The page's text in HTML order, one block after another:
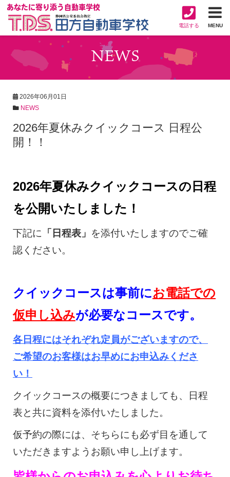
あなたに寄り添う自動車学校
MENU
電話する
NEWS
2026年06月01日
NEWS
2026年夏休みクイックコース 日程公
開！！
2026年夏休みクイックコースの日程
を公開いたしました！
下記に 「日程表」 を添付いたしますのでご確
認ください。
クイックコースは事前にお電話での
仮申し込みが必要なコースです。
各日程にはそれぞれ定員がございますので、
ご希望のお客様はお早めにお申込みくださ
い！
クイックコースの概要につきましても、日程
表と共に資料を添付いたしました。
仮予約の際には、そちらにも必ず目を通して
いただきますようお願い申し上げます。